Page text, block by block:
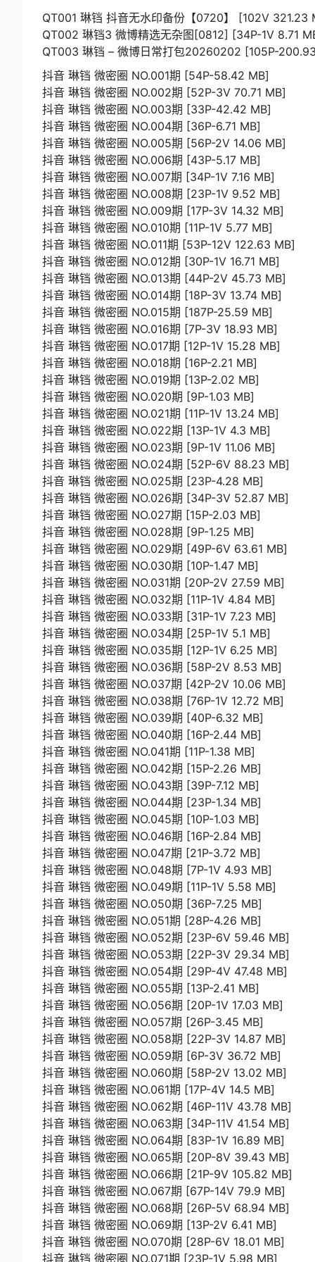
QT001 琳铛 抖音无水印备份【0720】 [102V 321.23
QT002 琳铛3 微博精选无杂图[0812] [34P-1V 8.71
QT003 琳铛 – 微博日常打包20260202 [105P-
抖音 琳铛 微密圈 NO.001期 [54P-58.42 MB]
抖音 琳铛 微密圈 NO.002期 [52P-3V 70.71 MB]
抖音 琳铛 微密圈 NO.003期 [33P-42.42 MB]
抖音 琳铛 微密圈 NO.004期 [36P-6.71 MB]
抖音 琳铛 微密圈 NO.005期 [56P-2V 14.06 MB]
抖音 琳铛 微密圈 NO.006期 [43P-5.17 MB]
抖音 琳铛 微密圈 NO.007期 [34P-1V 7.16 MB]
抖音 琳铛 微密圈 NO.008期 [23P-1V 9.52 MB]
抖音 琳铛 微密圈 NO.009期 [17P-3V 14.32 MB]
抖音 琳铛 微密圈 NO.010期 [11P-1V 5.77 MB]
抖音 琳铛 微密圈 NO.011期 [53P-12V 122.63 MB]
抖音 琳铛 微密圈 NO.012期 [30P-1V 16.71 MB]
抖音 琳铛 微密圈 NO.013期 [44P-2V 45.73 MB]
抖音 琳铛 微密圈 NO.014期 [18P-3V 13.74 MB]
抖音 琳铛 微密圈 NO.015期 [187P-25.59 MB]
抖音 琳铛 微密圈 NO.016期 [7P-3V 18.93 MB]
抖音 琳铛 微密圈 NO.017期 [12P-1V 15.28 MB]
抖音 琳铛 微密圈 NO.018期 [16P-2.21 MB]
抖音 琳铛 微密圈 NO.019期 [13P-2.02 MB]
抖音 琳铛 微密圈 NO.020期 [9P-1.03 MB]
抖音 琳铛 微密圈 NO.021期 [11P-1V 13.24 MB]
抖音 琳铛 微密圈 NO.022期 [13P-1V 4.3 MB]
抖音 琳铛 微密圈 NO.023期 [9P-1V 11.06 MB]
抖音 琳铛 微密圈 NO.024期 [52P-6V 88.23 MB]
抖音 琳铛 微密圈 NO.025期 [23P-4.28 MB]
抖音 琳铛 微密圈 NO.026期 [34P-3V 52.87 MB]
抖音 琳铛 微密圈 NO.027期 [15P-2.03 MB]
抖音 琳铛 微密圈 NO.028期 [9P-1.25 MB]
抖音 琳铛 微密圈 NO.029期 [49P-6V 63.61 MB]
抖音 琳铛 微密圈 NO.030期 [10P-1.47 MB]
抖音 琳铛 微密圈 NO.031期 [20P-2V 27.59 MB]
抖音 琳铛 微密圈 NO.032期 [11P-1V 4.84 MB]
抖音 琳铛 微密圈 NO.033期 [31P-1V 7.23 MB]
抖音 琳铛 微密圈 NO.034期 [25P-1V 5.1 MB]
抖音 琳铛 微密圈 NO.035期 [12P-1V 6.25 MB]
抖音 琳铛 微密圈 NO.036期 [58P-2V 8.53 MB]
抖音 琳铛 微密圈 NO.037期 [42P-2V 10.06 MB]
抖音 琳铛 微密圈 NO.038期 [76P-1V 12.72 MB]
抖音 琳铛 微密圈 NO.039期 [40P-6.32 MB]
抖音 琳铛 微密圈 NO.040期 [16P-2.44 MB]
抖音 琳铛 微密圈 NO.041期 [11P-1.38 MB]
抖音 琳铛 微密圈 NO.042期 [15P-2.26 MB]
抖音 琳铛 微密圈 NO.043期 [39P-7.12 MB]
抖音 琳铛 微密圈 NO.044期 [23P-1.34 MB]
抖音 琳铛 微密圈 NO.045期 [10P-1.03 MB]
抖音 琳铛 微密圈 NO.046期 [16P-2.84 MB]
抖音 琳铛 微密圈 NO.047期 [21P-3.72 MB]
抖音 琳铛 微密圈 NO.048期 [7P-1V 4.93 MB]
抖音 琳铛 微密圈 NO.049期 [11P-1V 5.58 MB]
抖音 琳铛 微密圈 NO.050期 [36P-7.25 MB]
抖音 琳铛 微密圈 NO.051期 [28P-4.26 MB]
抖音 琳铛 微密圈 NO.052期 [23P-6V 59.46 MB]
抖音 琳铛 微密圈 NO.053期 [22P-3V 29.34 MB]
抖音 琳铛 微密圈 NO.054期 [29P-4V 47.48 MB]
抖音 琳铛 微密圈 NO.055期 [13P-2.41 MB]
抖音 琳铛 微密圈 NO.056期 [20P-1V 17.03 MB]
抖音 琳铛 微密圈 NO.057期 [26P-3.45 MB]
抖音 琳铛 微密圈 NO.058期 [22P-3V 14.87 MB]
抖音 琳铛 微密圈 NO.059期 [6P-3V 36.72 MB]
抖音 琳铛 微密圈 NO.060期 [58P-2V 13.02 MB]
抖音 琳铛 微密圈 NO.061期 [17P-4V 14.5 MB]
抖音 琳铛 微密圈 NO.062期 [46P-11V 43.78 MB]
抖音 琳铛 微密圈 NO.063期 [34P-11V 41.54 MB]
抖音 琳铛 微密圈 NO.064期 [83P-1V 16.89 MB]
抖音 琳铛 微密圈 NO.065期 [20P-8V 39.43 MB]
抖音 琳铛 微密圈 NO.066期 [21P-9V 105.82 MB]
抖音 琳铛 微密圈 NO.067期 [67P-14V 79.9 MB]
抖音 琳铛 微密圈 NO.068期 [26P-5V 68.94 MB]
抖音 琳铛 微密圈 NO.069期 [13P-2V 6.41 MB]
抖音 琳铛 微密圈 NO.070期 [28P-6V 18.01 MB]
抖音 琳铛 微密圈 NO.071期 [23P-1V 5.98 MB]